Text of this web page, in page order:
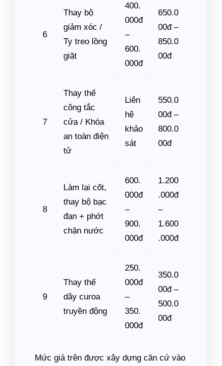
6
Thay bộ
giảm xóc /
Ty treo lồng
giặt
400.
000đ
–
600.
000đ
650.0
00đ –
850.0
00đ
7
Thay thế
công tắc
cửa / Khóa
an toàn điện
tử
Liên
hệ
khảo
sát
550.0
00đ –
800.0
00đ
8
Làm lại cốt,
thay bộ bạc
đạn + phớt
chặn nước
600.
000đ
–
900.
000đ
1.200
.000đ
–
1.600
.000đ
9
Thay thế
dây curoa
truyền động
250.
000đ
–
350.
000đ
350.0
00đ –
500.0
00đ
Mức giá trên được xây dựng căn cứ vào